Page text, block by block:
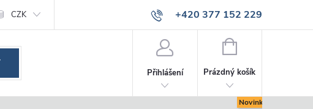
+420 377 152 229
info@vsk-profily.cz
CZK
Přihlášení
NÁKUPNÍ
Prázdný košík